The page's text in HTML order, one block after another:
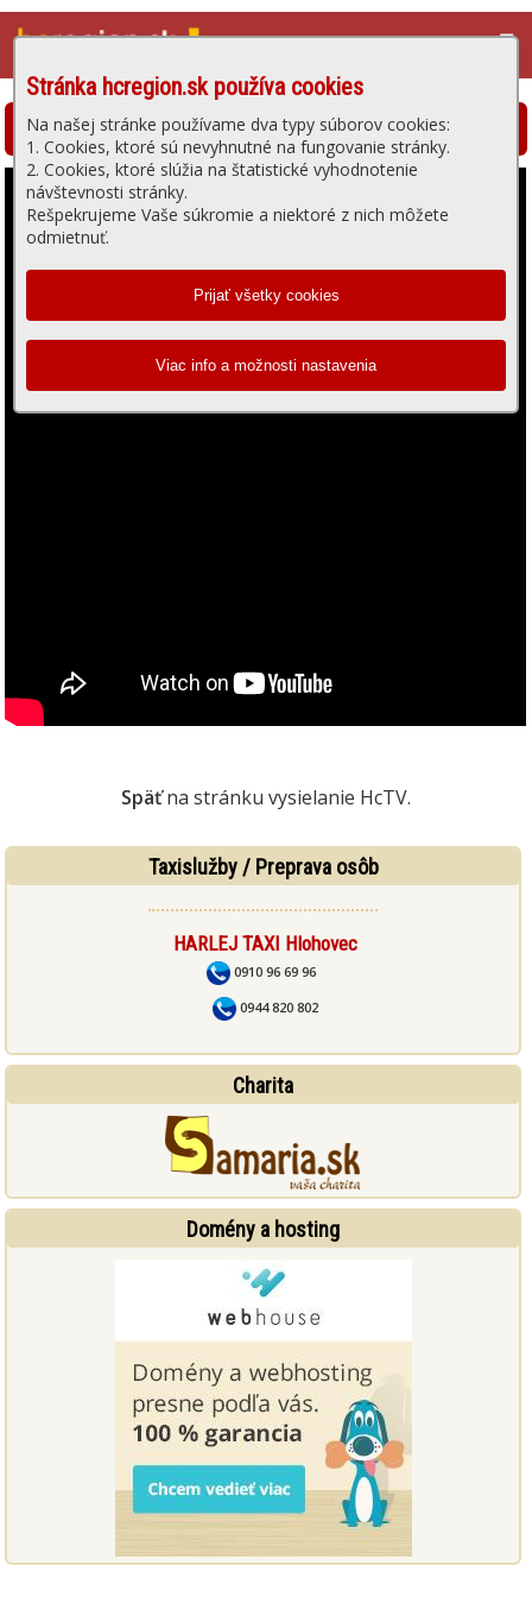
☰
Stránka hcregion.sk používa cookies
Na našej stránke používame dva typy súborov cookies:
1. Cookies, ktoré sú nevyhnutné na fungovanie stránky.
2. Cookies, ktoré slúžia na štatistické vyhodnotenie
návštevnosti stránky.
Rešpekrujeme Vaše súkromie a niektoré z nich môžete
odmietnuť.
Hlohovská televízia - prehrávanie videa
Späťna stránku vysielanie HcTV.
Taxislužby / Preprava osôb
HARLEJ TAXI Hlohovec
0910 96 69 96
0944 820 802
Charita
Domény a hosting